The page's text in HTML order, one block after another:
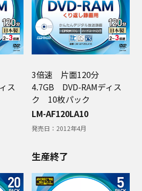
ス
3倍速 片面120分
4.7GB DVD-RAMディス
ク 10枚パック
LM-AF120LA10
発売日： 2012年4月
生産終了